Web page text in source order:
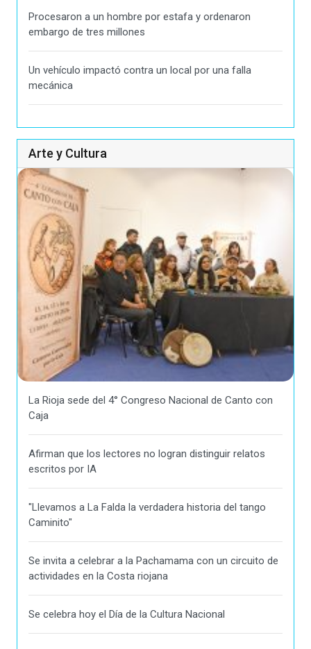
Procesaron a un hombre por estafa y ordenaron
embargo de tres millones
Un vehículo impactó contra un local por una falla
mecánica
Arte y Cultura
La Rioja sede del 4° Congreso Nacional de Canto con
Caja
Afirman que los lectores no logran distinguir relatos
escritos por IA
"Llevamos a La Falda la verdadera historia del tango
Caminito"
Se invita a celebrar a la Pachamama con un circuito de
actividades en la Costa riojana
Se celebra hoy el Día de la Cultura Nacional